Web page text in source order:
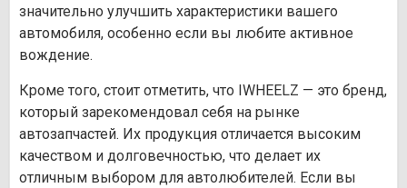
значительно улучшить характеристики вашего
автомобиля, особенно если вы любите активное
вождение.
Кроме того, стоит отметить, что IWHEELZ — это бренд,
который зарекомендовал себя на рынке
автозапчастей. Их продукция отличается высоким
качеством и долговечностью, что делает их
отличным выбором для автолюбителей. Если вы